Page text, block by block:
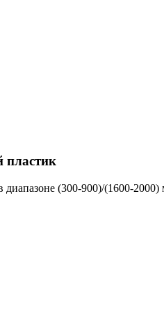
(300-900)/(1600-